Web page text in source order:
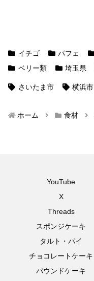
イチゴ パフェ
ベリー類
埼玉県
さいたま市 横浜市
ホーム 食材
YouTube
X
Threads
スポンジケーキ
タルト・パイ
チョコレートケーキ
パウンドケーキ